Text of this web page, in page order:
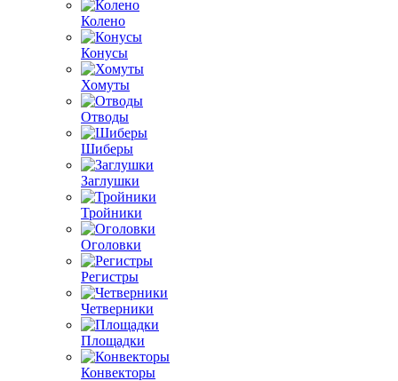
Колено
Конусы
Хомуты
Отводы
Шиберы
Заглушки
Тройники
Оголовки
Регистры
Четверники
Площадки
Конвекторы